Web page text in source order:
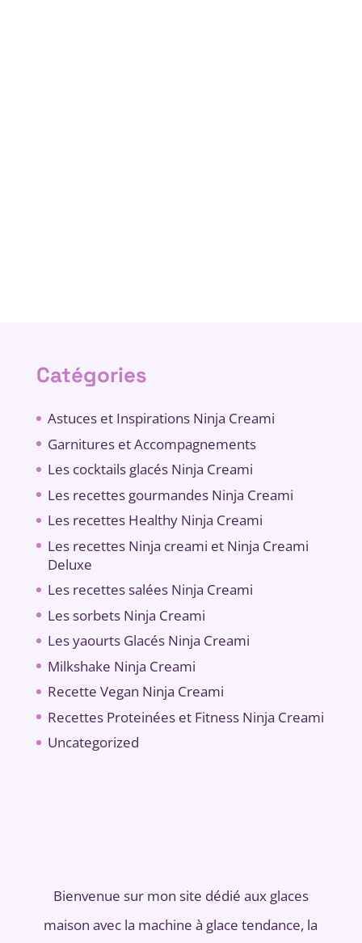
Catégories
Astuces et Inspirations Ninja Creami
Garnitures et Accompagnements
Les cocktails glacés Ninja Creami
Les recettes gourmandes Ninja Creami
Les recettes Healthy Ninja Creami
Les recettes Ninja creami et Ninja Creami
Deluxe
Les recettes salées Ninja Creami
Les sorbets Ninja Creami
Les yaourts Glacés Ninja Creami
Milkshake Ninja Creami
Recette Vegan Ninja Creami
Recettes Proteinées et Fitness Ninja Creami
Uncategorized
Bienvenue sur mon site dédié aux glaces
maison avec la machine à glace tendance, la